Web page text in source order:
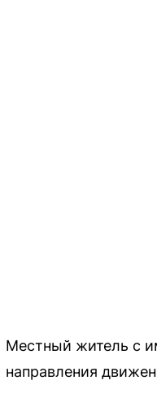
Местный житель с
направления